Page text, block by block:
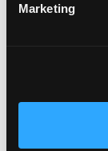
Marketing